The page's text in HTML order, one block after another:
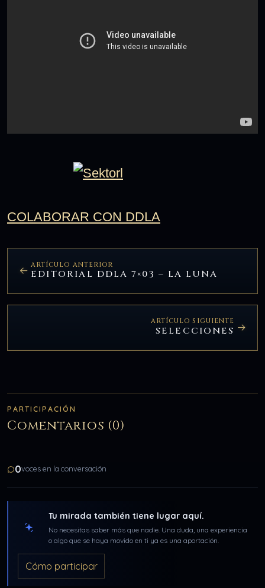
COLABORAR CON DDLA
ARTÍCULO ANTERIOR
EDITORIAL DDLA 7×03 – LA LUNA
ARTÍCULO SIGUIENTE
SELECCIONES
PARTICIPACIÓN
Comentarios (0)
0voces en la conversación
Tu mirada también tiene lugar aquí.
No necesitas saber más que nadie. Una duda, una experiencia
o algo que se haya movido en ti ya es una aportación.
Cómo participar